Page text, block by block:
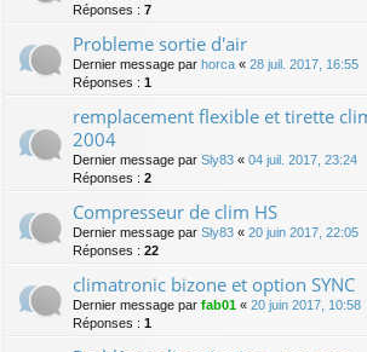
Réponses : 7
Probleme sortie d'air
Dernier message par horca « 28 juil. 2017, 16:55
Réponses : 1
remplacement flexible et tirette
2004
Dernier message par Sly83 « 04 juil. 2017, 23:24
Réponses : 2
Compresseur de clim HS
Dernier message par Sly83 « 20 juin 2017, 22:05
Réponses : 22
climatronic bizone et option SYNC
Dernier message par fab01 « 20 juin 2017, 10:58
Réponses : 1